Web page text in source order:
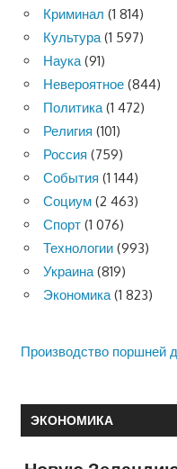
Криминал (1 814)
Культура(1 597)
Наука(91)
Невероятное (844)
Политика(1 472)
Религия (101)
Россия (759)
События (1 144)
Социум (2 463)
Спорт (1 076)
Технологии (993)
Украина(819)
Экономика(1 823)
Производство поршней
ЭКОНОМИКА